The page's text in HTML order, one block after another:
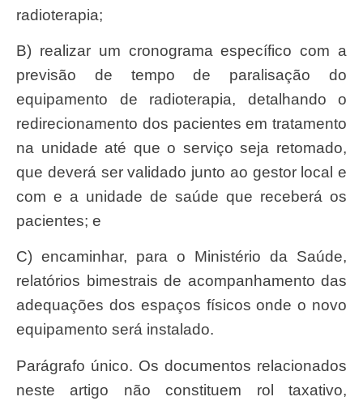
radioterapia;
b) realizar um cronograma específico com a
previsão de tempo de paralisação do
equipamento de radioterapia, detalhando o
redirecionamento dos pacientes em tratamento
na unidade até que o serviço seja retomado,
que deverá ser validado junto ao gestor local e
com e a unidade de saúde que receberá os
pacientes; e
c) encaminhar, para o Ministério da Saúde,
relatórios bimestrais de acompanhamento das
adequações dos espaços físicos onde o novo
equipamento será instalado.
Parágrafo único. Os documentos relacionados
neste artigo não constituem rol taxativo,